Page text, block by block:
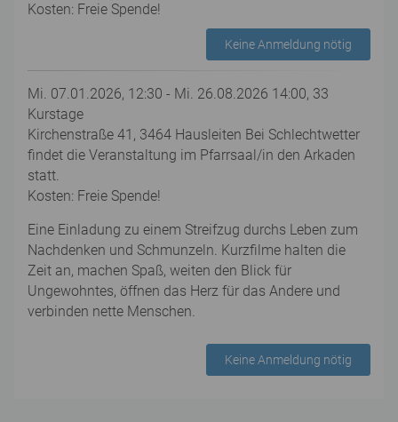
Kosten: Freie Spende!
Keine Anmeldung nötig
Mi. 07.01.2026, 12:30 - Mi. 26.08.2026 14:00, 33
Kurstage
Kirchenstraße 41, 3464 Hausleiten Bei Schlechtwetter
findet die Veranstaltung im Pfarrsaal/in den Arkaden
statt.
Kosten: Freie Spende!
Eine Einladung zu einem Streifzug durchs Leben zum
Nachdenken und Schmunzeln. Kurzfilme halten die
Zeit an, machen Spaß, weiten den Blick für
Ungewohntes, öffnen das Herz für das Andere und
verbinden nette Menschen.
Keine Anmeldung nötig